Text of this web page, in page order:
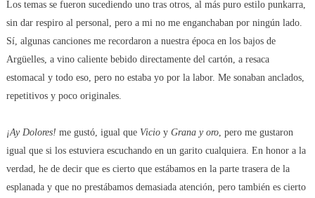
Los temas se fueron sucediendo uno tras otros, al más puro estilo punkarra,
sin dar respiro al personal, pero a mi no me enganchaban por ningún lado.
Sí, algunas canciones me recordaron a nuestra época en los bajos de
Argüelles, a vino caliente bebido directamente del cartón, a resaca
estomacal y todo eso, pero no estaba yo por la labor. Me sonaban anclados,
repetitivos y poco originales.
¡Ay Dolores! me gustó, igual que Vicioy Grana y oro, pero me gustaron
igual que si los estuviera escuchando en un garito cualquiera. En honor a la
verdad, he de decir que es cierto que estábamos en la parte trasera de la
esplanada y que no prestábamos demasiada atención, pero también es cierto